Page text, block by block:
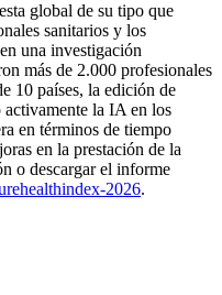
global de su tipo que
sanitarios y los
una investigación
más de 2.000 profesionales
10 países, la edición de
activamente la IA en los
en términos de tiempo
en la prestación de la
o descargar el informe
2026.